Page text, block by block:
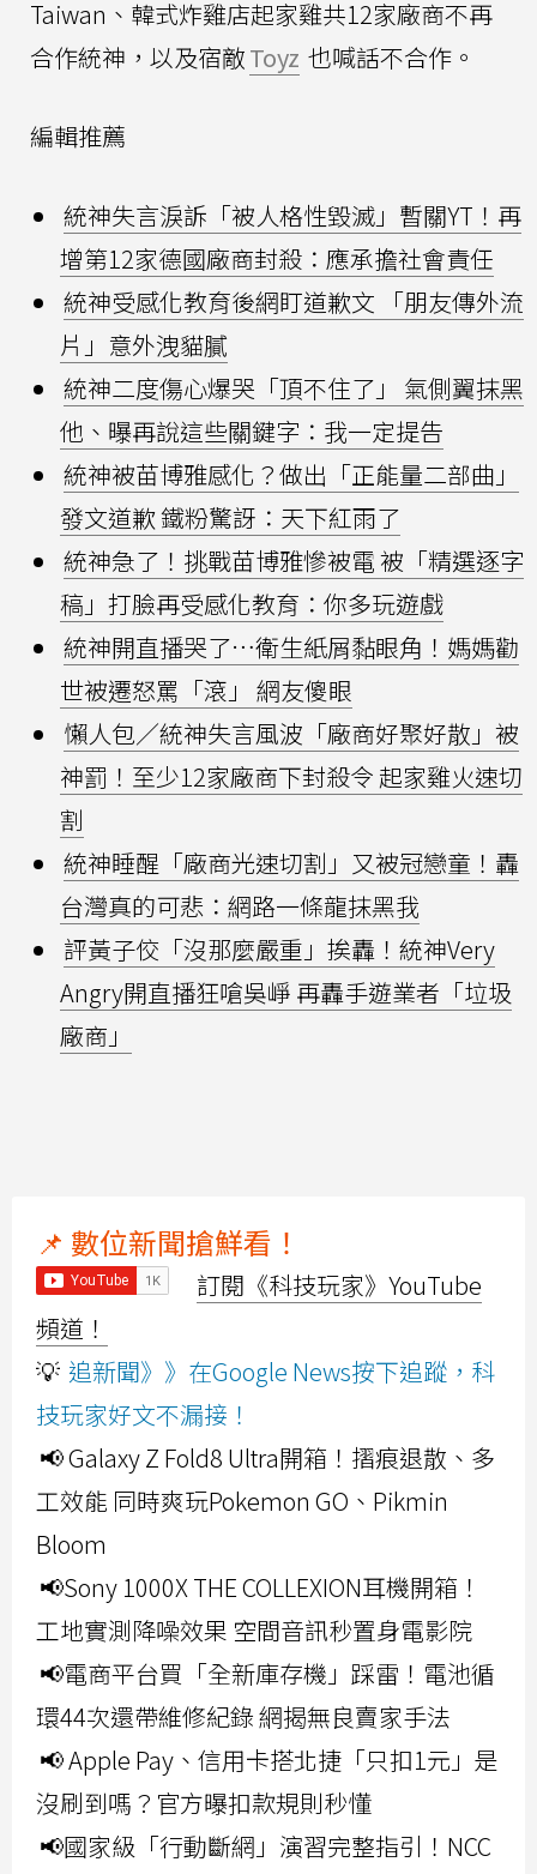
Taiwan、韓式炸雞店起家雞共12家廠商不再
合作統神，以及宿敵Toyz 也喊話不合作。
編輯推薦
統神失言淚訴「被人格性毀滅」暫關YT！再
增第12家德國廠商封殺：應承擔社會責任
統神受感化教育後網盯道歉文 「朋友傳外流
片」意外洩貓膩
統神二度傷心爆哭「頂不住了」 氣側翼抹黑
他、曝再說這些關鍵字：我一定提告
統神被苗博雅感化？做出「正能量二部曲」
發文道歉 鐵粉驚訝：天下紅雨了
統神急了！挑戰苗博雅慘被電 被「精選逐字
稿」打臉再受感化教育：你多玩遊戲
統神開直播哭了…衛生紙屑黏眼角！媽媽勸
世被遷怒罵「滾」 網友傻眼
懶人包／統神失言風波「廠商好聚好散」被
神罰！至少12家廠商下封殺令 起家雞火速切
割
統神睡醒「廠商光速切割」又被冠戀童！轟
台灣真的可悲：網路一條龍抹黑我
評黃子佼「沒那麼嚴重」挨轟！統神Very
Angry開直播狂嗆吳崢 再轟手遊業者「垃圾
廠商」
📌 數位新聞搶鮮看！
訂閱《科技玩家》YouTube
頻道！
💡 追新聞》》在Google News按下追蹤，科
技玩家好文不漏接！
📢 Galaxy Z Fold8 Ultra開箱！摺痕退散、多
工效能 同時爽玩Pokemon GO、Pikmin
Bloom
📢Sony 1000X THE COLLEXION耳機開箱！
工地實測降噪效果 空間音訊秒置身電影院
📢電商平台買「全新庫存機」踩雷！電池循
環44次還帶維修紀錄 網揭無良賣家手法
📢 Apple Pay、信用卡搭北捷「只扣1元」是
沒刷到嗎？官方曝扣款規則秒懂
📢國家級「行動斷網」演習完整指引！NCC